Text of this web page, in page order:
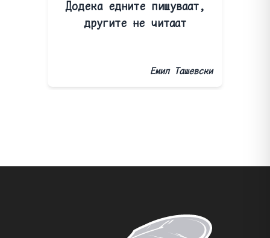
Додека едните пишуваат,
другите не читаат
Емил Ташевски